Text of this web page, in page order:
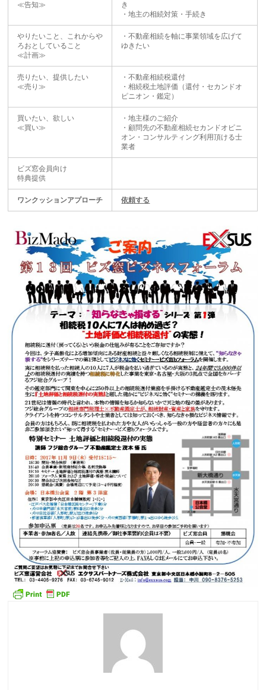
≪告知≫
き
・地主の相続対策・手続き
やりたいこと、これからや
ろおとしていること
≪計画≫
・不動産相続を軸に事業領域を広げて
ゆきたい
売りたい、提供したい
≪売り≫
・不動産相続税還付
・相続税土地評価（還付・セカンドオ
ピニオン・鑑定）
買いたい、欲しい
≪買い≫
・地主様のご紹介
・顧問先の不動産相続セカンドオピニ
オン・コンサルティング利用頂ける士
業者
ビズ窓会員向け
特典提供
ワンクッションアプローチ 依頼する